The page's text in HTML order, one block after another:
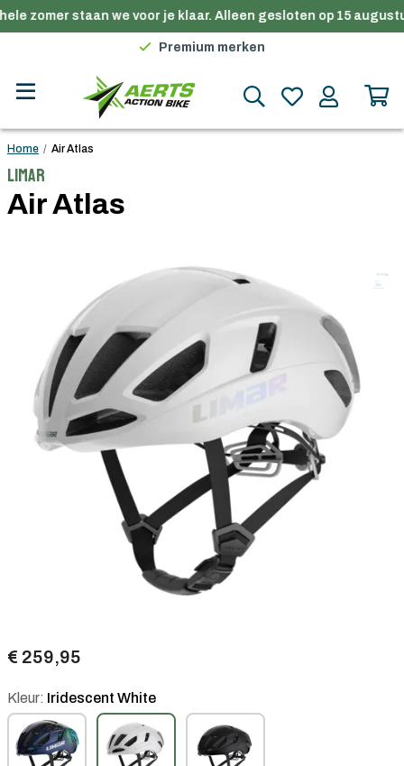
zomer staan we voor je klaar. Alleen gesloten op 15
Gratis verzending in België vanaf €100
Premium merken
Gratis verzending in België vanaf €100
Home / Air Atlas
Limar
Air Atlas
€ 259,95
Kleur: Iridescent White